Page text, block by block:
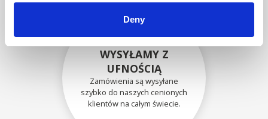
Deny
WYSYŁAMY Z
UFNOŚCIĄ
Zamówienia są wysyłane
szybko do naszych cenionych
klientów na całym świecie.